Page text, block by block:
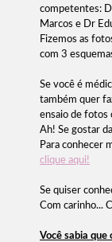
competentes:
Marcos e Dr
Fizemos as
com 3
Se você é
também quer
ensaio de fotos
Ah! Se gostar
Para conhecer
clique aqui!
Se quiser
Com carinho...
Você sabia